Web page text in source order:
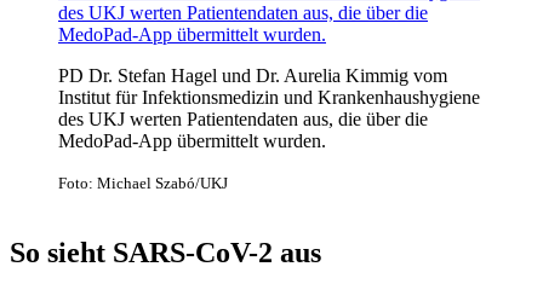
PD Dr. Stefan Hagel und Dr. Aurelia Kimmig vom
Institut für Infektionsmedizin und Krankenhaushygiene
des UKJ werten Patientendaten aus, die über die
MedoPad-App übermittelt wurden.
Foto: Michael Szabó/UKJ
So sieht SARS-CoV-2 aus